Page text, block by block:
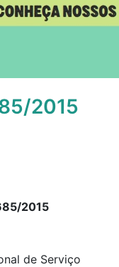
2015
2015
de Serviço